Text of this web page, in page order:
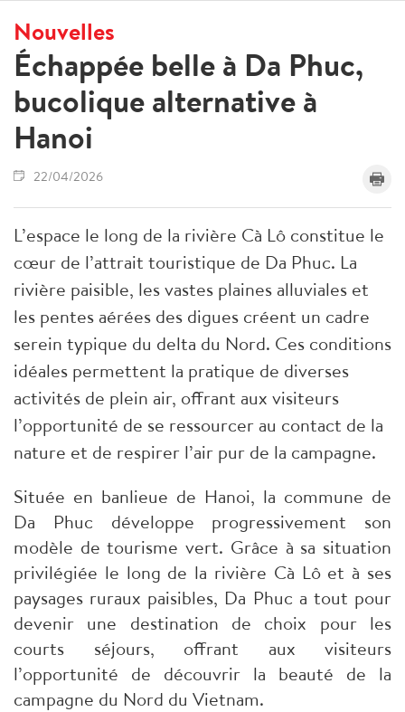
Nouvelles
Échappée belle à Da Phuc,
bucolique alternative à
Hanoi
22/04/2026
L’espace le long de la rivière Cà Lô constitue le
cœur de l’attrait touristique de Da Phuc. La
rivière paisible, les vastes plaines alluviales et
les pentes aérées des digues créent un cadre
serein typique du delta du Nord. Ces conditions
idéales permettent la pratique de diverses
activités de plein air, offrant aux visiteurs
l’opportunité de se ressourcer au contact de la
nature et de respirer l’air pur de la campagne.
Située en banlieue de Hanoi, la commune de
Da Phuc développe progressivement son
modèle de tourisme vert. Grâce à sa situation
privilégiée le long de la rivière Cà Lô et à ses
paysages ruraux paisibles, Da Phuc a tout pour
devenir une destination de choix pour les
courts séjours, offrant aux visiteurs
l’opportunité de découvrir la beauté de la
campagne du Nord du Vietnam.